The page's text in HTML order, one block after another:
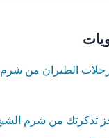
من شرم الشيخ
من شرم الشيخ إلى